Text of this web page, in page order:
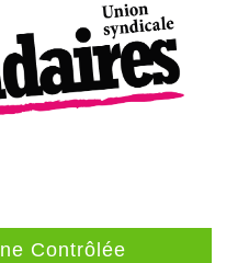
Contrôlée